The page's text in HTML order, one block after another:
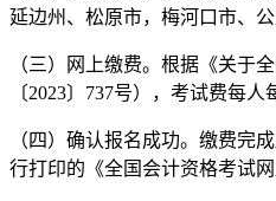
延边州、松原市，梅河口市、
（三）网上缴费。根据《关于
〔2023〕737号），考试费每
（四）确认报名成功。缴费完
行打印的《全国会计资格考试